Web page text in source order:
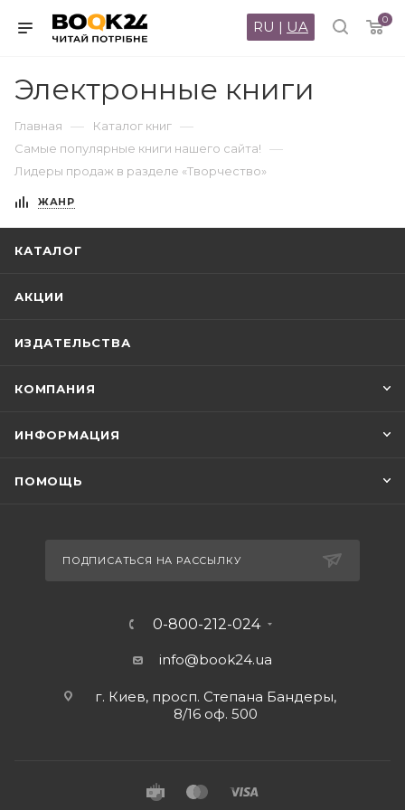
0
RU | UA
Электронные книги
Главная — Каталог книг —
Самые популярные книги нашего сайта! —
Лидеры продаж в разделе «Творчество»
ЖАНР
КАТАЛОГ
АКЦИИ
ИЗДАТЕЛЬСТВА
КОМПАНИЯ
ИНФОРМАЦИЯ
ПОМОЩЬ
ПОДПИСАТЬСЯ НА РАССЫЛКУ
0-800-212-024
info@book24.ua
г. Киев, просп. Степана Бандеры,
8/16 оф. 500